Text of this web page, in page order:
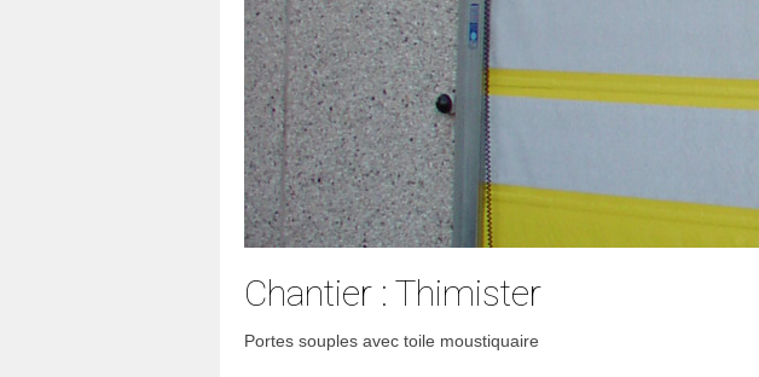
Chantier : Thimister
Portes souples avec toile moustiquaire